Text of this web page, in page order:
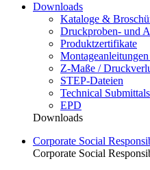
Downloads
Kataloge &
Druckproben- und
Produktzertifikate
Z-Maße /
STEP-Dateien
Technical Submittals
EPD
Downloads
Corporate Social
Corporate Social